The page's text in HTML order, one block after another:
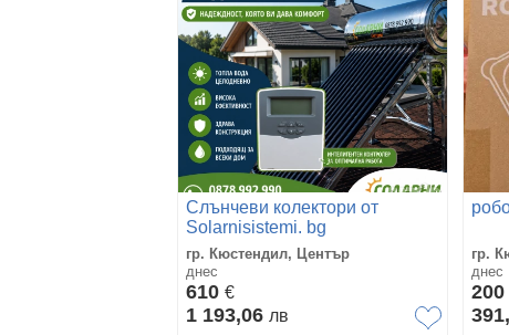
Слънчеви колектори от
Solarnisistemi. bg
гр. Кюстендил, Център
днес
610 €
1 193,06 лв
гр.
днес
200